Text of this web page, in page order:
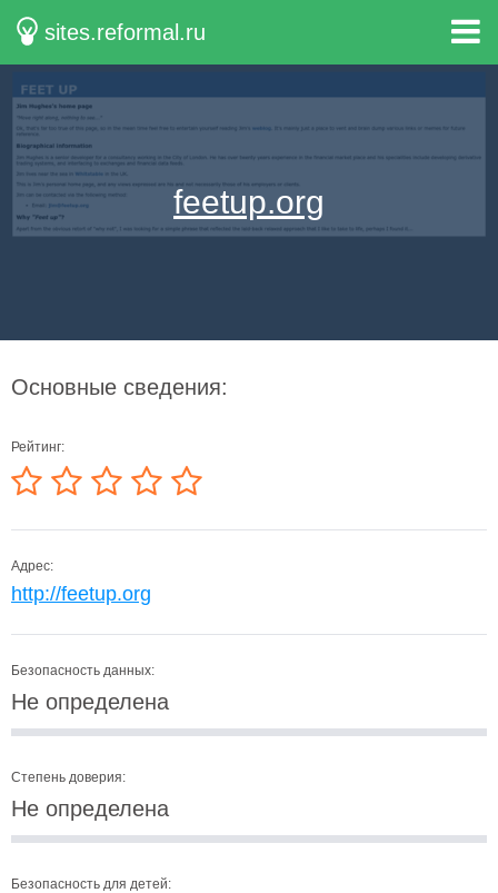
sites.reformal.ru
feetup.org
Основные сведения:
Рейтинг:
Адрес:
http://feetup.org
Безопасность данных:
Не определена
Степень доверия:
Не определена
Безопасность для детей: